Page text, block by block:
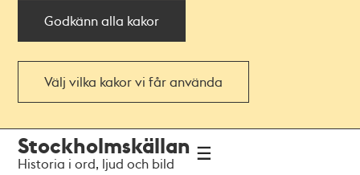
Godkänn alla kakor
Välj vilka kakor vi får använda
navigationen
huvudinnehållet
Stockholmskällan
Historia i ord, ljud och bild